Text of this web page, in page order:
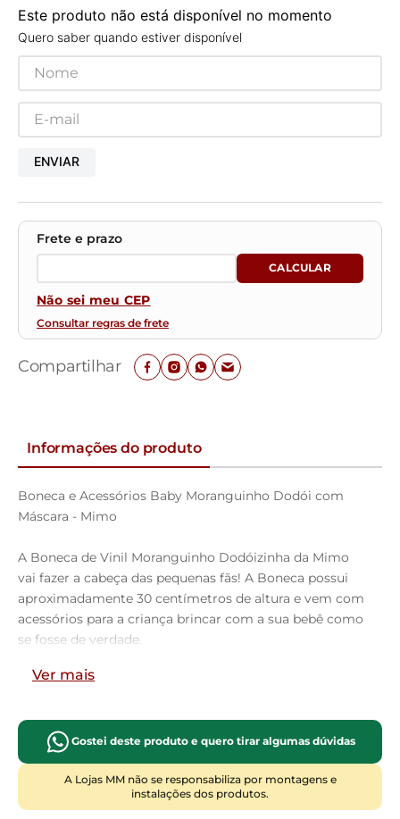
Este produto não está disponível no momento
Quero saber quando estiver disponível
ENVIAR
Não sei meu CEP
Consultar regras de frete
Compartilhar
Informações do produto
Boneca e Acessórios Baby Moranguinho Dodói com
Máscara - Mimo
A Boneca de Vinil Moranguinho Dodóizinha da Mimo
vai fazer a cabeça das pequenas fãs! A Boneca possui
aproximadamente 30 centímetros de altura e vem com
acessórios para a criança brincar com a sua bebê como
se fosse de verdade.
Os detalhes são bem realistas, a pintura bem
5 pontos de articulações, nos braços, nas pernas, na
cabeça!
Material: Plástico
Idade Recomendada: Acima de 03 anos de idade
Ver mais
Gostei deste produto e quero tirar algumas dúvidas
A Lojas MM não se responsabiliza por montagens e
instalações dos produtos.